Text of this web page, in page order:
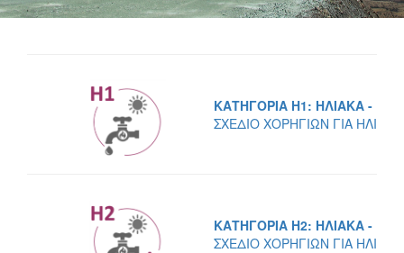
ΚΑΤΗΓΟΡΙΑ H1: ΗΛΙΑΚΑ -
ΣΧΕΔΙΟ ΧΟΡΗΓΙΩΝ ΓΙΑ
ΚΑΤΗΓΟΡΙΑ H2: ΗΛΙΑΚΑ -
ΣΧΕΔΙΟ ΧΟΡΗΓΙΩΝ ΓΙΑ